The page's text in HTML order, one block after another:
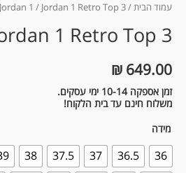
עמוד הבית/
1 / Jordan 1 Retro Top 3
1 Retro Top 3
₪ 649.00
זמן אספקה 10-14 ימי עסקים.
משלוח חינם עד בית הלקוח!
מידה
36
36.5
37
37.5
38